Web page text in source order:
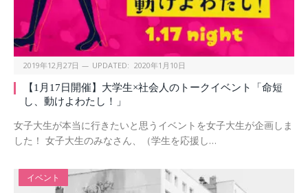
2019年12月27日 UPDATED: 2020年1月10日
【1月17日開催】大学生×社会人のトークイベント「命短
し、動けよわたし！」
女子大生が本当に行きたいと思うイベントを女子大生が企画しま
した！ 女子大生のみなさん、（学生を応援し…
イベント